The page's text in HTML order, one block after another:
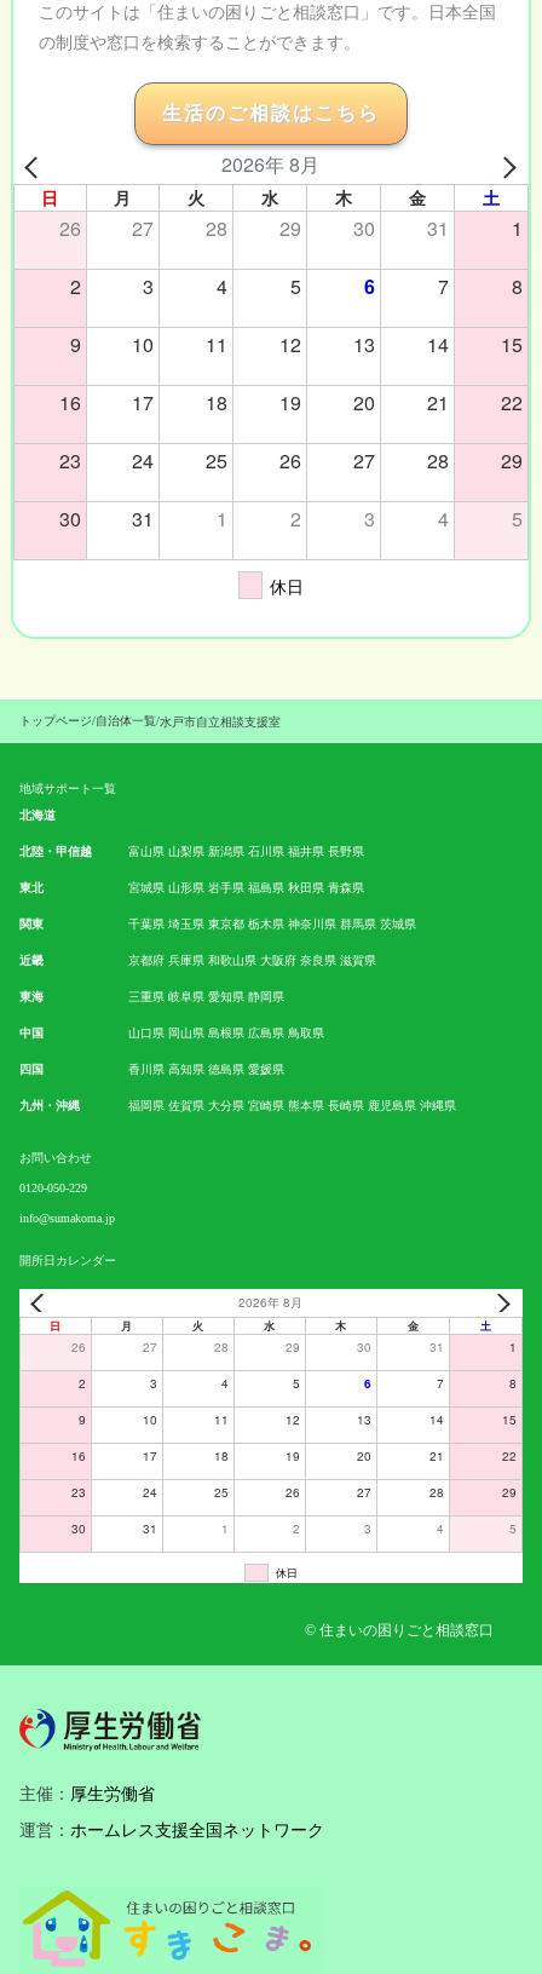
このサイトは「住まいの困りごと相談窓口」です。日本全国
の制度や窓口を検索することができます。
生活のご相談はこちら
2026年 8月
日 月 火 水 木 金 土
26 27 28 29 30 31 1
2 3 4 5 6 7 8
9 10 11 12 13 14 15
16 17 18 19 20 21 22
23 24 25 26 27 28 29
30 31 1 2 3 4 5
休日
トップページ/自治体一覧/水戸市自立相談支援室
地域サポート一覧
北海道
北陸・甲信越 富山県 山梨県 新潟県 石川県 福井県 長野県
東北 宮城県 山形県 岩手県 福島県 秋田県 青森県
関東 千葉県 埼玉県 東京都 栃木県 神奈川県 群馬県 茨城県
近畿 京都府 兵庫県 和歌山県 大阪府 奈良県 滋賀県
東海 三重県 岐阜県 愛知県 静岡県
中国 山口県 岡山県 島根県 広島県 鳥取県
四国 香川県 高知県 徳島県 愛媛県
九州・沖縄 福岡県 佐賀県 大分県 宮崎県 熊本県 長崎県 鹿児島県 沖縄県
お問い合わせ
0120-050-229
info@sumakoma.jp
開所日カレンダー
2026年 8月
日 月 火 水 木 金 土
26 27 28 29 30 31 1
2 3 4 5 6 7 8
9 10 11 12 13 14 15
16 17 18 19 20 21 22
23 24 25 26 27 28 29
30 31 1 2 3 4 5
休日
© 住まいの困りごと相談窓口
主催： 厚生労働省
運営： ホームレス支援全国ネットワーク